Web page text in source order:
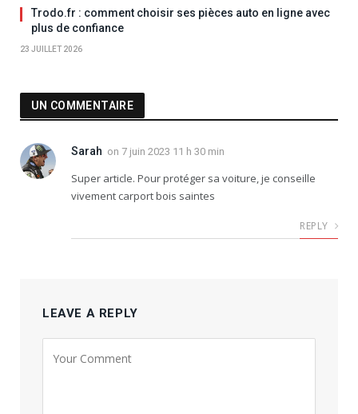
Trodo.fr : comment choisir ses pièces auto en ligne avec
plus de confiance
23 JUILLET 2026
UN COMMENTAIRE
Sarah on 7 juin 2023 11 h 30 min
Super article. Pour protéger sa voiture, je conseille
vivement carport bois saintes
REPLY
LEAVE A REPLY